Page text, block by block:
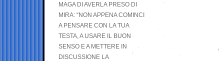
MAGA DI AVERLA PRESO DI
MIRA: “NON APPENA COMINCI
A PENSARE CON LA TUA
TESTA, A USARE IL BUON
SENSO E A METTERE IN
DISCUSSIONE LA